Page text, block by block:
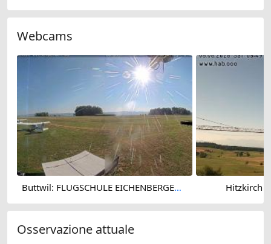
Webcams
Buttwil: FLUGSCHULE EICHENBERGER AG - Buttwil Airport Hitzkirch
Osservazione attuale